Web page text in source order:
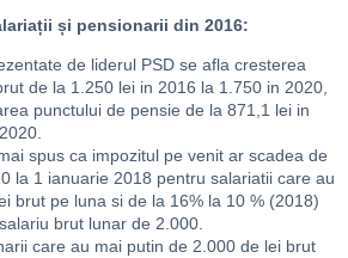
și pensionarii din 2016:
de liderul PSD se afla cresterea
de la 1.250 lei in 2016 la 1.750 in 2020,
punctului de pensie de la 871,1 lei in
spus ca impozitul pe venit ar scadea de
la 1 ianuarie 2018 pentru salariatii care au
brut pe luna si de la 16% la 10 % (2018)
brut lunar de 2.000.
care au mai putin de 2.000 de lei brut